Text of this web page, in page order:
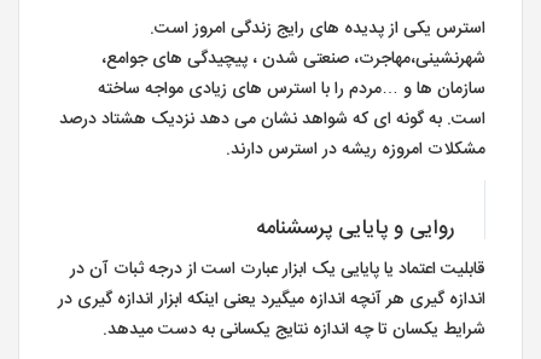
استرس یکی از پدیده های رایج زندگی امروز است.
شهرنشینی،مهاجرت، صنعتی شدن ، پیچیدگی های جوامع،
سازمان ها و …مردم را با استرس های زیادی مواجه ساخته
است. به گونه ای که شواهد نشان می دهد نزدیک هشتاد درصد
مشکلات امروزه ریشه در استرس دارند.
روایی و پایایی پرسشنامه
قابلیت اعتماد یا پایایی یک ابزار عبارت است از درجه ثبات آن در
اندازه گیری هر آنچه اندازه می­گیرد یعنی اینکه ابزار اندازه­ گیری در
شرایط یکسان تا چه اندازه نتایج یکسانی به دست می­دهد.